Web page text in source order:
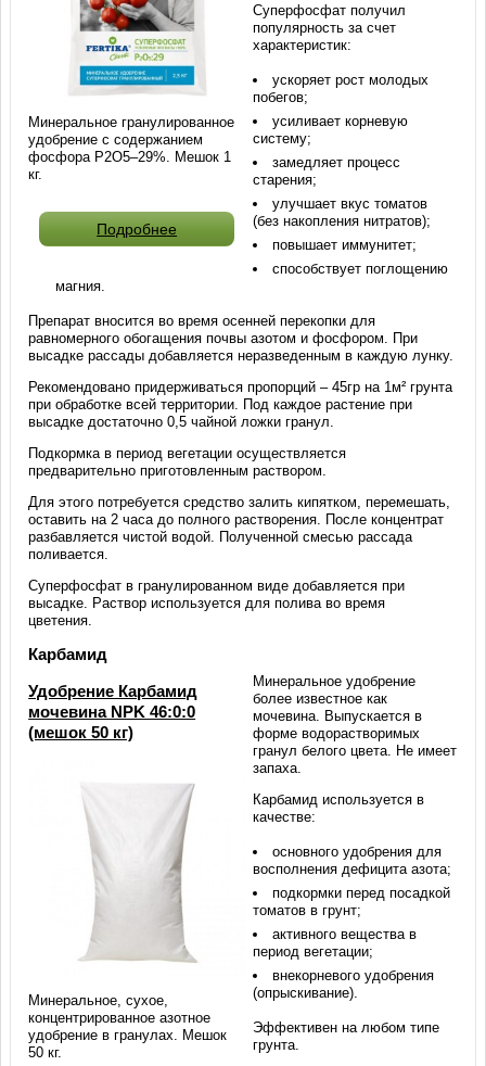
Минеральное гранулированное
удобрение с содержанием
фосфора P2O5–29%. Мешок 1
кг.
Подробнее
Суперфосфат получил
популярность за счет
характеристик:
ускоряет рост молодых
побегов;
усиливает корневую
систему;
замедляет процесс
старения;
улучшает вкус томатов
(без накопления нитратов);
повышает иммунитет;
способствует поглощению
магния.
Препарат вносится во время осенней перекопки для
равномерного обогащения почвы азотом и фосфором. При
высадке рассады добавляется неразведенным в каждую лунку.
Рекомендовано придерживаться пропорций – 45гр на 1м² грунта
при обработке всей территории. Под каждое растение при
высадке достаточно 0,5 чайной ложки гранул.
Подкормка в период вегетации осуществляется
предварительно приготовленным раствором.
Для этого потребуется средство залить кипятком, перемешать,
оставить на 2 часа до полного растворения. После концентрат
разбавляется чистой водой. Полученной смесью рассада
поливается.
Суперфосфат в гранулированном виде добавляется при
высадке. Раствор используется для полива во время
цветения.
Карбамид
Удобрение Карбамид
мочевина NPK 46:0:0
(мешок 50 кг)
Минеральное, сухое,
концентрированное азотное
удобрение в гранулах. Мешок
50 кг.
Минеральное удобрение
более известное как
мочевина. Выпускается в
форме водорастворимых
гранул белого цвета. Не имеет
запаха.
Карбамид используется в
качестве:
основного удобрения для
восполнения дефицита азота;
подкормки перед посадкой
томатов в грунт;
активного вещества в
период вегетации;
внекорневого удобрения
(опрыскивание).
Эффективен на любом типе
грунта.